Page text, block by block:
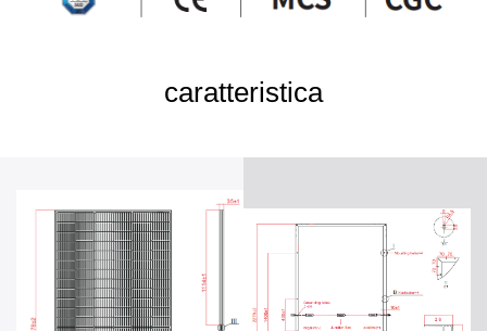
caratteristica